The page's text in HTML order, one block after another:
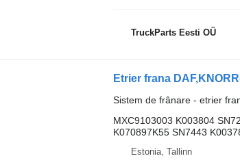
TruckParts Eesti OÜ
Sistem de frânare - etrier
MXC9103003 K003804
K070897K55 SN7443
Estonia, Tallinn